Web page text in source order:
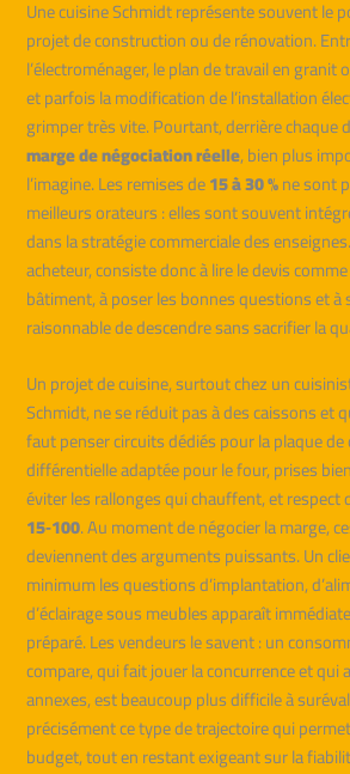
Une cuisine Schmidt représente souvent le
projet de construction ou de rénovation.
l’électroménager, le plan de travail en granit
et parfois la modification de l’installation
grimper très vite. Pourtant, derrière chaque
marge de négociation réelle, bien plus
l’imagine. Les remises de15 à 30 %ne sont
meilleurs orateurs : elles sont souvent
dans la stratégie commerciale des
acheteur, consiste donc à lire le devis
bâtiment, à poser les bonnes questions et à
raisonnable de descendre sans sacrifier la
Un projet de cuisine, surtout chez un
Schmidt, ne se réduit pas à des caissons et
faut penser circuits dédiés pour la plaque
différentielle adaptée pour le four, prises
éviter les rallonges qui chauffent, et respect
15‑100. Au moment de négocier la marge,
deviennent des arguments puissants. Un
minimum les questions d’implantation,
d’éclairage sous meubles apparaît
préparé. Les vendeurs le savent : un
compare, qui fait jouer la concurrence et qui
annexes, est beaucoup plus difficile à
précisément ce type de trajectoire qui
budget, tout en restant exigeant sur la